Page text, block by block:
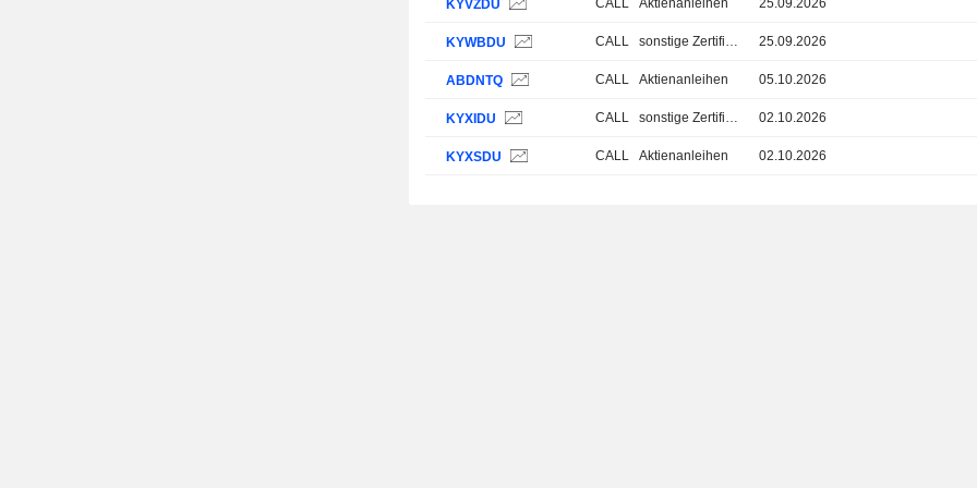
KYVZDU CALL Aktienanleihen 25.09.2026
KYWBDU CALL sonstige Zertifikate 25.09.2026
ABDNTQ CALL Aktienanleihen 05.10.2026
KYXIDU CALL sonstige Zertifikate 02.10.2026
KYXSDU CALL Aktienanleihen 02.10.2026